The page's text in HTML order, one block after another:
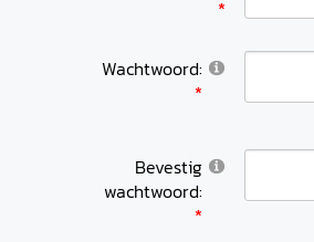
Wachtwoord:
Bevestig
wachtwoord: